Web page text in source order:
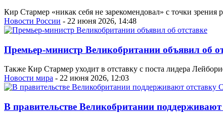
Кир Стармер «никак себя не зарекомендовал» с точки
Новости России - 22 июня 2026, 14:48
Премьер-министр Великобритании объявил об
Также Кир Стармер уходит в отставку с поста лидера
Новости мира - 22 июня 2026, 12:03
В правительстве Великобритании